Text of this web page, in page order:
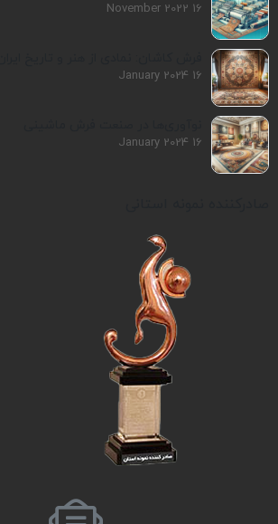
16 November 2022
16 January 2024
16 January 2024